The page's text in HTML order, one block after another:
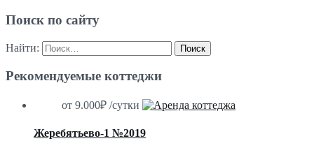
Поиск по сайту
Найти:
Рекомендуемые коттеджи
от 9.000₽ /сутки
Жеребятьево-1 №2019